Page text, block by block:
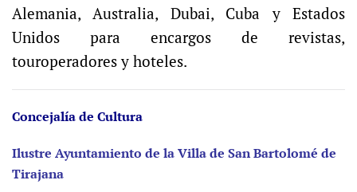
Alemania, Australia, Dubai, Cuba y Estados
Unidos para encargos de revistas,
touroperadores y hoteles.
Concejalía de Cultura
Ilustre Ayuntamiento de la Villa de San Bartolomé de
Tirajana